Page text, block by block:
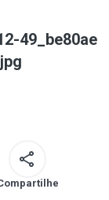
49_be80ae